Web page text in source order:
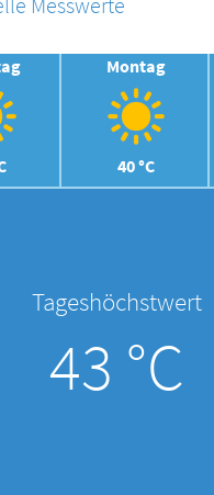
Montag
40 °C
Tageshöchstwert
43 °C